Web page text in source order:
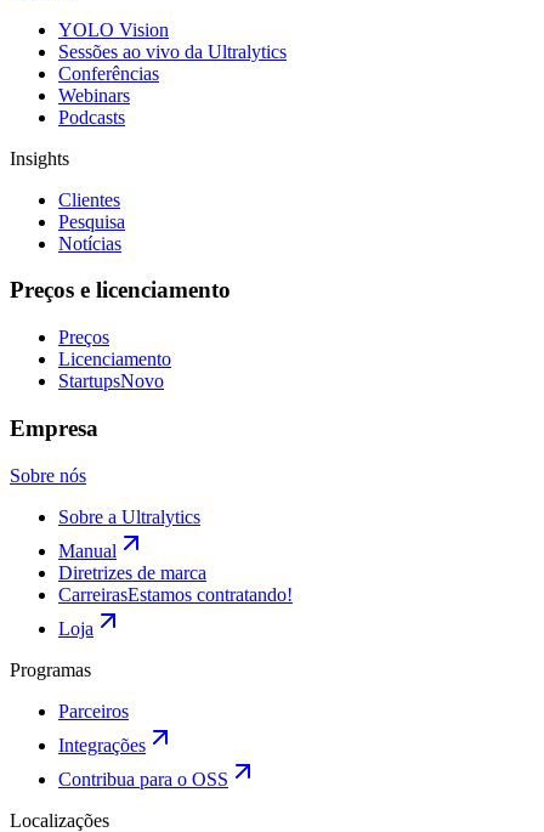
YOLO Vision
Sessões ao vivo da Ultralytics
Conferências
Webinars
Podcasts
Insights
Clientes
Pesquisa
Notícias
Preços e licenciamento
Preços
Licenciamento
StartupsNovo
Empresa
Sobre nós
Sobre a Ultralytics
Manual
Diretrizes de marca
CarreirasEstamos contratando!
Loja
Programas
Parceiros
Integrações
Contribua para o OSS
Localizações